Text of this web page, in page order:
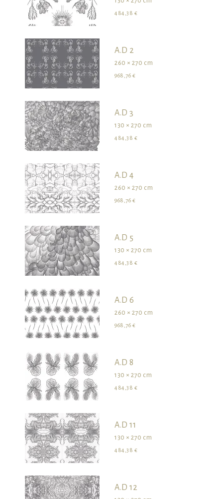
484,38 €
A.D 2
260 × 270 cm
968,76 €
A.D 3
130 × 270 cm
484,38 €
A.D 4
260 × 270 cm
968,76 €
A.D 5
130 × 270 cm
484,38 €
A.D 6
260 × 270 cm
968,76 €
A.D 8
130 × 270 cm
484,38 €
A.D 11
130 × 270 cm
484,38 €
A.D 12